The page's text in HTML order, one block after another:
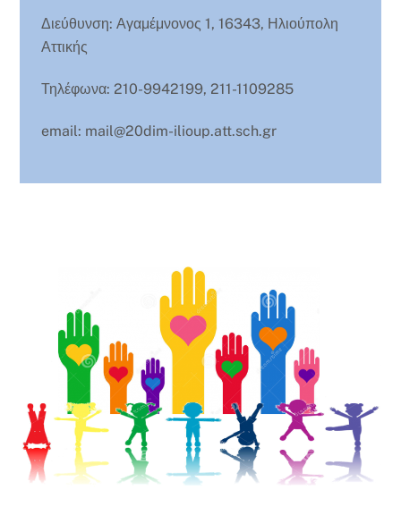
Διεύθυνση: Αγαμέμνονος 1, 16343, Ηλιούπολη
Αττικής
Τηλέφωνα: 210-9942199, 211-1109285
email: mail@20dim-ilioup.att.sch.gr